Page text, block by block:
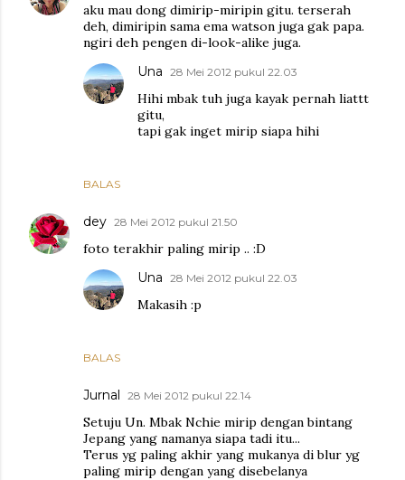
aku mau dong dimirip-miripin gitu. terserah
deh, dimiripin sama ema watson juga gak papa.
ngiri deh pengen di-look-alike juga.
BALAS
Una 28 Mei 2012 pukul 22.03
Hihi mbak tuh juga kayak pernah liattt
gitu,
tapi gak inget mirip siapa hihi
dey 28 Mei 2012 pukul 21.50
foto terakhir paling mirip .. :D
BALAS
Una 28 Mei 2012 pukul 22.03
Makasih :p
Jurnal 28 Mei 2012 pukul 22.14
Setuju Un. Mbak Nchie mirip dengan bintang
Jepang yang namanya siapa tadi itu...
Terus yg paling akhir yang mukanya di blur yg
paling mirip dengan yang disebelanya